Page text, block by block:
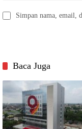
Simpan nama, email,
Baca Juga